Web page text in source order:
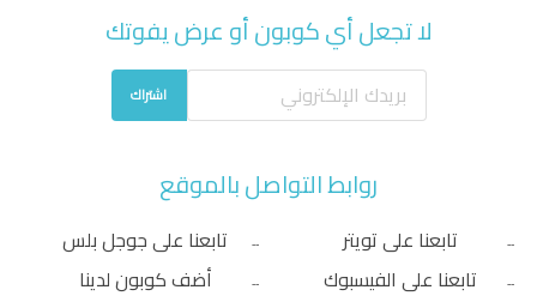
لا تجعل أي كوبون أو عرض يفوتك
اشتراك
روابط التواصل بالموقع
تابعنا على تويتر
تابعنا على الفيسبوك
تابعنا على جوجل بلس
أضف كوبون لدينا